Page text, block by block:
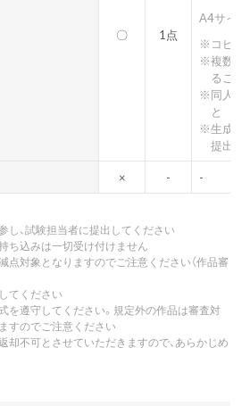
〇 1点
A4サイズ
※ コピー
※複数ペ
ること
※同人誌
と
※生成AI
提出作
× - -
し、試験担当者に提出してください
ち込みは一切受け付けません
点対象となりますのでご注意ください（作品審
てください
を遵守してください。規定外の作品は審査対
すのでご注意ください
却不可とさせていただきますので、あらかじめ